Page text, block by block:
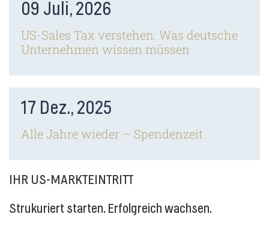
09 Juli, 2026
US-Sales Tax verstehen: Was deutsche
Unternehmen wissen müssen
17 Dez., 2025
Alle Jahre wieder – Spendenzeit
IHR US-MARKTEINTRITT
Strukuriert starten. Erfolgreich wachsen.